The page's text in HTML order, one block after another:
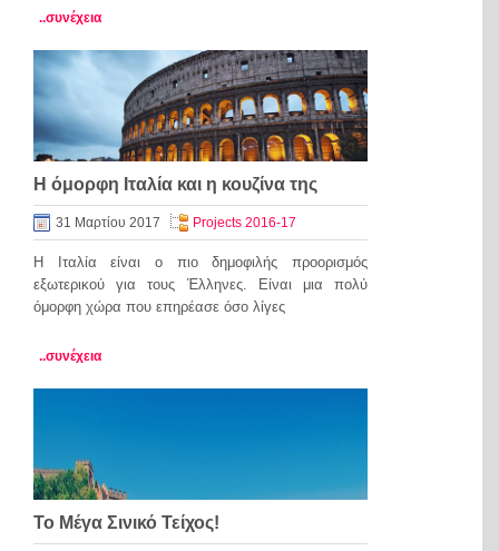
..συνέχεια
Η όμορφη Ιταλία και η κουζίνα της
31 Μαρτίου 2017 Projects 2016-17
Η Ιταλία είναι ο πιο δημοφιλής προορισμός
εξωτερικού για τους Έλληνες. Είναι μια πολύ
όμορφη χώρα που επηρέασε όσο λίγες
..συνέχεια
Το Μέγα Σινικό Τείχος!